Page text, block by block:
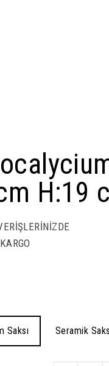
H:19
Saksı Seramik